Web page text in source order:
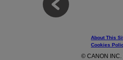
About This
Cookies
© CANON INC.